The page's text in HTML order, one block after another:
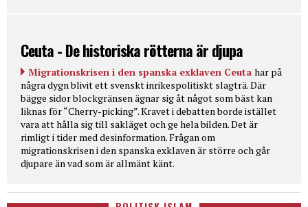
Ceuta - De historiska rötterna är djupa
Migrationskrisen i den spanska exklaven Ceuta har på
några dygn blivit ett svenskt inrikespolitiskt slagträ. Där
bägge sidor blockgränsen ägnar sig åt något som bäst kan
liknas för “Cherry-picking”. Kravet i debatten borde istället
vara att hålla sig till sakläget och ge hela bilden. Det är
rimligt i tider med desinformation. Frågan om
migrationskrisen i den spanska exklaven är större och går
djupare än vad som är allmänt känt.